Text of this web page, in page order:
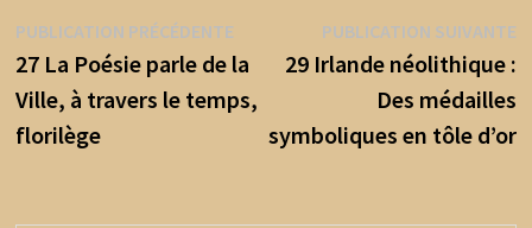
o
o
k
er l
ge
r
Navigation
de
l’article
PUBLICATION PRÉCÉDENTEPublication
précédente :
27 La Poésie parle de la
Ville, à travers le temps,
florilège
PUBLICATION SUIVANTE
29 Irlande néolithique :
Des médailles
symboliques en tôle d’or